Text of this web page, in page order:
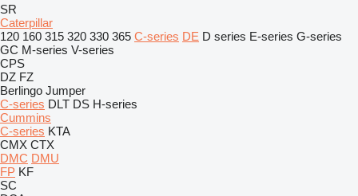
SR
Caterpillar
120 160 315 320 330 365 C-series DE D series E-series G-series
GC M-series V-series
CPS
DZ FZ
Berlingo Jumper
C-series DLT DS H-series
Cummins
C-series KTA
CMX CTX
DMC DMU
FP KF
SC